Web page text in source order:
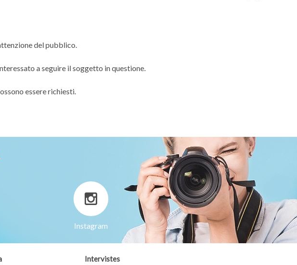
del pubblico.
a seguire il soggetto in questione.
essere richiesti.
Instagram
Intervistes